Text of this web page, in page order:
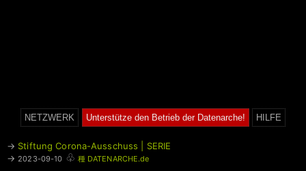
NETZWERK Unterstütze den Betrieb der Datenarche! HILFE
→ Stiftung Corona-Ausschuss | SERIE
→ 2023-09-10 ♧ 種 DATENARCHE.de